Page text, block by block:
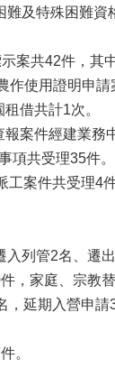
難及特殊困難
案共42件，其
作使用證明申請
借共計1次。
報案件經建業
項共受理35件。
案件共受理4件
列管2名、遷
，家庭、宗教
，延期入營申請
。